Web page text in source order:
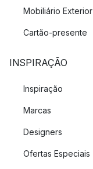
Mobiliário Exterior
Cartão-presente
INSPIRAÇÃO
Inspiração
Marcas
Designers
Ofertas Especiais